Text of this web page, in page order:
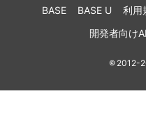
BASE BASE U 利用
開発者向け
© 2012-